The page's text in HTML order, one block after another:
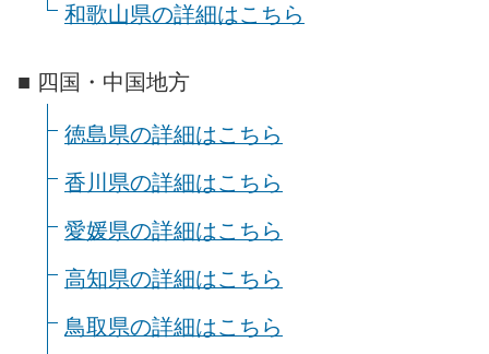
和歌山県の詳細はこちら
■ 四国・中国地方
徳島県の詳細はこちら
香川県の詳細はこちら
愛媛県の詳細はこちら
高知県の詳細はこちら
鳥取県の詳細はこちら